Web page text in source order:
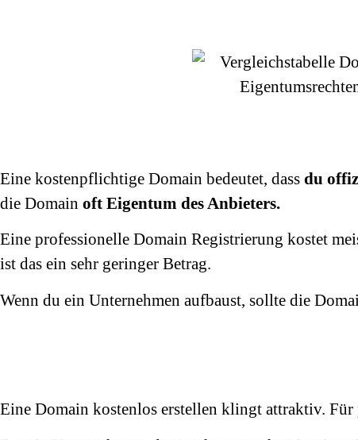
Eine kostenpflichtige Domain bedeutet, dass du
die Domain oft Eigentum des Anbieters.
Eine professionelle Domain Registrierung kostet
ist das ein sehr geringer Betrag.
Wenn du ein Unternehmen aufbaust, sollte die
Eine Domain kostenlos erstellen klingt attraktiv.